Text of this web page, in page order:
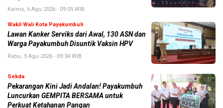
Kamis, 6 Agu 2026 - 09:05 WIB
Wakil Wali Kota Payakumbuh
Lawan Kanker Serviks dari Awal, 130 ASN dan
Warga Payakumbuh Disuntik Vaksin HPV
Rabu, 5 Agu 2026 - 09:34 WIB
Sekda
Pekarangan Kini Jadi Andalan! Payakumbuh
Luncurkan GEMPITA BERSAMA untuk
Perkuat Ketahanan Pangan